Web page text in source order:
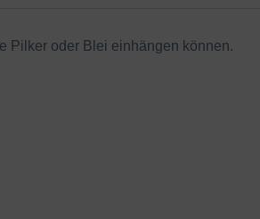
Pilker oder Blei einhängen können.